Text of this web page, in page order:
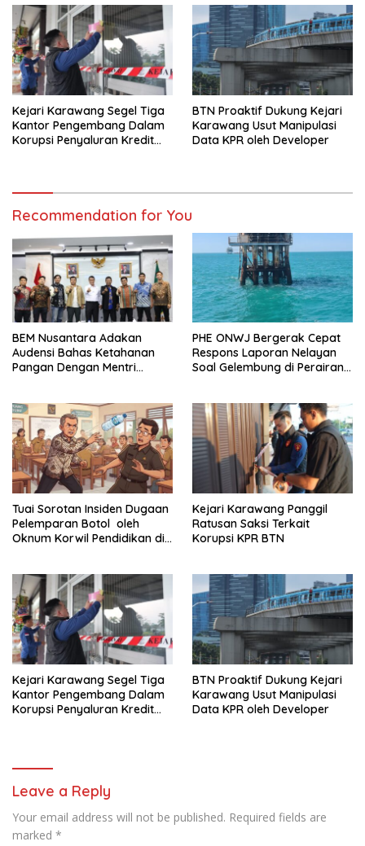
Kejari Karawang Segel Tiga
Kantor Pengembang Dalam
Korupsi Penyaluran Kredit
BTN Proaktif Dukung Kejari
Karawang Usut Manipulasi
Data KPR oleh Developer
Recommendation for You
BEM Nusantara Adakan
Audensi Bahas Ketahanan
Pangan Dengan Mentri
PHE ONWJ Bergerak Cepat
Respons Laporan Nelayan
Soal Gelembung di Perairan
Tuai Sorotan Insiden Dugaan
Pelemparan Botol oleh
Oknum Korwil Pendidikan di
Kejari Karawang Panggil
Ratusan Saksi Terkait
Korupsi KPR BTN
Kejari Karawang Segel Tiga
Kantor Pengembang Dalam
Korupsi Penyaluran Kredit
BTN Proaktif Dukung Kejari
Karawang Usut Manipulasi
Data KPR oleh Developer
Leave a Reply
Your email address will not be published. Required fields are
marked *